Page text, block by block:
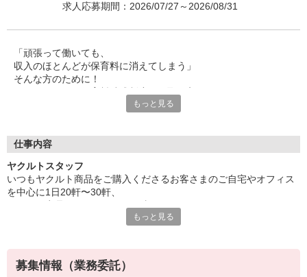
求人応募期間：2026/07/27～2026/08/31
「頑張って働いても、
収入のほとんどが保育料に消えてしまう」
そんな方のために！
一般の保育園に子どもを預けている方をバックアップ◎
◆急なお休みにもスタッフ同士で快くフォロー
など、働くママの多いヤクルトならではの
仕事×育児のお悩みをスッキリ解決に導きます☆
もっと見る
仕事内容
ヤクルトスタッフ
いつもヤクルト商品をご購入くださるお客さまのご自宅やオフィス
を中心に1日20軒〜30軒、
商品を通じてお客さまとふれあう楽しさ、健康的な生活にお役立ち
す！
もっと見る
募集情報（業務委託）